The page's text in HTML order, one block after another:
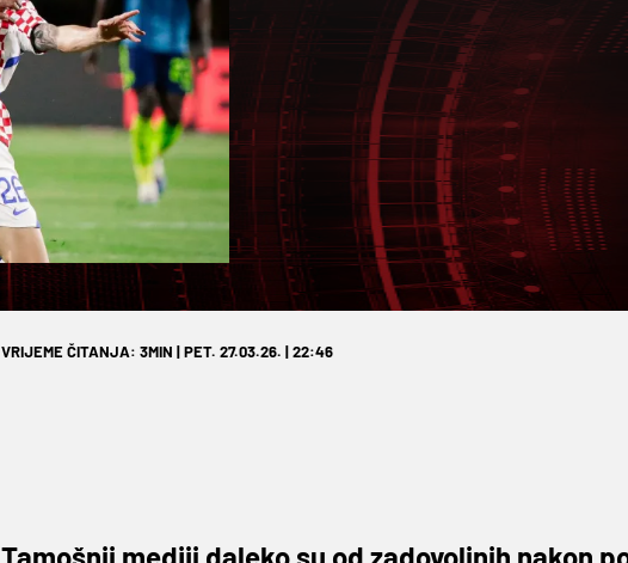
VRIJEME ČITANJA: 3MIN | PET. 27.03.26. | 22:46
Tamošnji mediji daleko su od zadovoljnih nakon